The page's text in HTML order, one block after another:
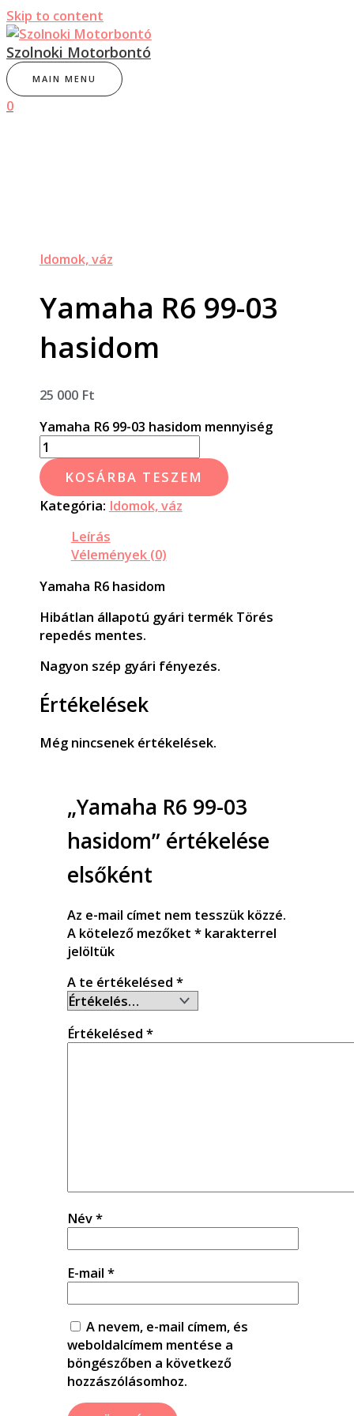
Skip to content
Szolnoki Motorbontó
MAIN MENU
0
Idomok, váz
Yamaha R6 99-03
hasidom
25 000 Ft
Yamaha R6 99-03 hasidom mennyiség
KOSÁRBA TESZEM
Kategória: Idomok, váz
Leírás
Vélemények (0)
Yamaha R6 hasidom
Hibátlan állapotú gyári termék Törés
repedés mentes.
Nagyon szép gyári fényezés.
Értékelések
Még nincsenek értékelések.
„Yamaha R6 99-03
hasidom” értékelése
elsőként
Az e-mail címet nem tesszük közzé.
A kötelező mezőket *karakterrel
jelöltük
A te értékelésed *
Értékelésed *
Név*
E-mail *
A nevem, e-mail címem, és
weboldalcímem mentése a
böngészőben a következő
hozzászólásomhoz.